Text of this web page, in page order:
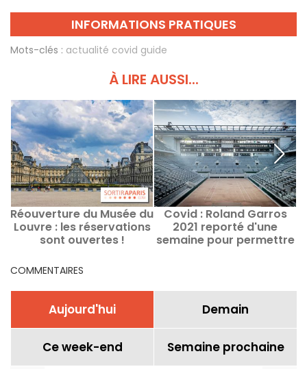
INFORMATIONS PRATIQUES
Mots-clés : actualité covid guide
À LIRE AUSSI...
Réouverture du Musée du
Louvre : les réservations
sont ouvertes !
Covid : Roland Garros
2021 reporté d'une
semaine pour permettre
COMMENTAIRES
Aujourd'hui Demain
Ce week-end Semaine prochaine